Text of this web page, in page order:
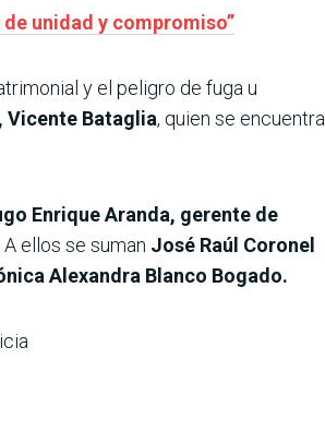
unidad y compromiso”
y el peligro de fuga u
Bataglia, quien se encuentra
Enrique Aranda, gerente de
A ellos se suman José Raúl Coronel
Alexandra Blanco Bogado.